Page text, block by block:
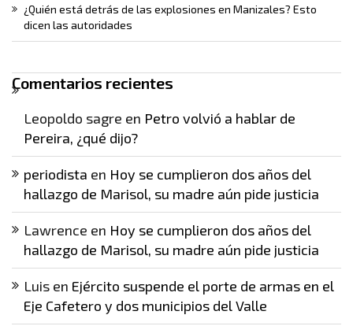
¿Quién está detrás de las explosiones en Manizales? Esto
dicen las autoridades
Comentarios recientes
Leopoldo sagre en Petro volvió a hablar de
Pereira, ¿qué dijo?
periodista en Hoy se cumplieron dos años del
hallazgo de Marisol, su madre aún pide justicia
Lawrence en Hoy se cumplieron dos años del
hallazgo de Marisol, su madre aún pide justicia
Luis en Ejército suspende el porte de armas en el
Eje Cafetero y dos municipios del Valle